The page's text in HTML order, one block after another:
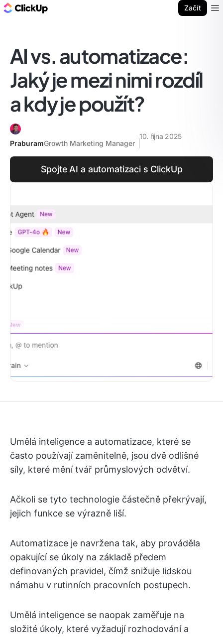
Začít
AI vs. automatizace:
Jaký je mezi nimi rozdíl
a kdy je použít?
PraburamGrowth Marketing Manager
10. října 2025
Spojte AI a automatizaci s ClickUp
Umělá inteligence a automatizace, které se
často používají zaměnitelně, jsou dvě odlišné
síly, které mění tvář průmyslových odvětví.
Ačkoli se tyto technologie částečně překrývají,
jejich funkce se výrazně liší.
Automatizace je navržena tak, aby prováděla
opakující se úkoly na základě předem
definovaných pravidel, čímž snižuje lidskou
námahu v rutinních pracovních postupech.
Umělá inteligence se naopak zaměřuje na
složité úkoly, které vyžadují rozhodování a